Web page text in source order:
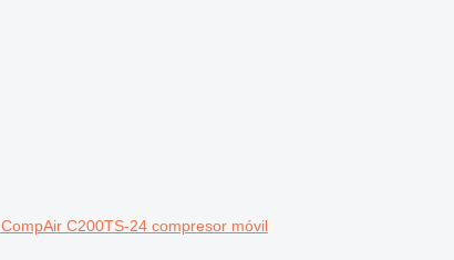
CompAir C200TS-24 compresor móvil